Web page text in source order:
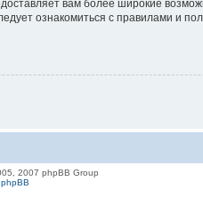
вам более широкие
ознакомиться с правилами и
2007 phpBB Group